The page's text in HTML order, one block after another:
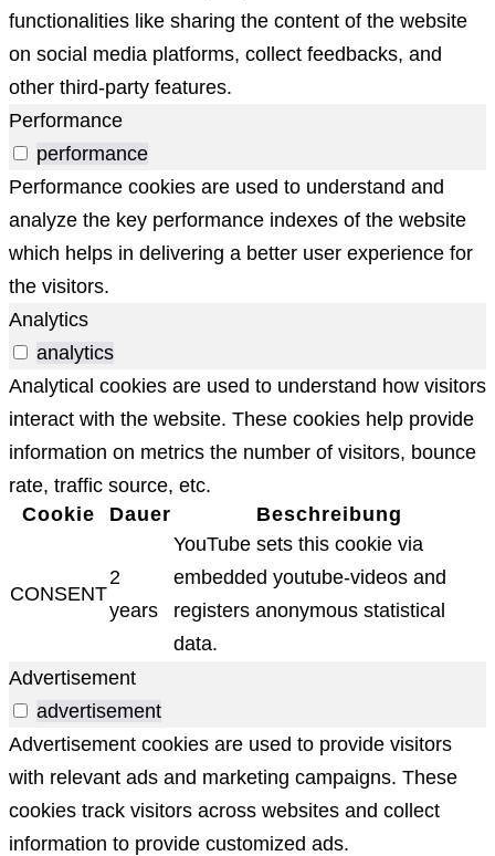
functionalities like sharing the content of the website
on social media platforms, collect feedbacks, and
other third-party features.
Performance
performance
Performance cookies are used to understand and
analyze the key performance indexes of the website
which helps in delivering a better user experience for
the visitors.
Analytics
analytics
Analytical cookies are used to understand how visitors
interact with the website. These cookies help provide
information on metrics the number of visitors, bounce
rate, traffic source, etc.
Cookie
Dauer Beschreibung
CONSENT
2
years
YouTube sets this cookie via
embedded youtube-videos and
registers anonymous statistical
data.
Advertisement
advertisement
Advertisement cookies are used to provide visitors
with relevant ads and marketing campaigns. These
cookies track visitors across websites and collect
information to provide customized ads.